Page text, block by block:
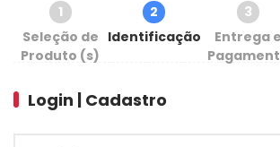
1
Seleção de
Produto (s)
2
Identificação
3
Entrega e
Login | Cadastro